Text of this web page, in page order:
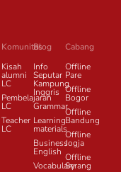
Komunitas
Kisah
alumni
LC
Pembelajaran
LC
Teacher
LC
Blog
Info
Seputar
Kampung
Inggris
Grammar
Learning
materials
Business
English
Vocabulary
Cabang
Offline
Pare
Offline
Bogor
Offline
Bandung
Offline
Jogja
Offline
Serang